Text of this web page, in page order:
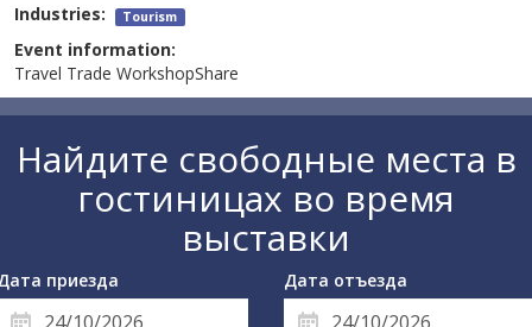
Industries: Tourism
Event information:
Travel Trade WorkshopShare
Найдите свободные места в
гостиницах во время
выставки
приезда Дата отъезда